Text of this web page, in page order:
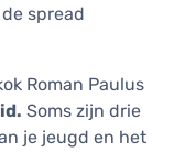
spread
Roman Paulus
Soms zijn drie
je jeugd en het